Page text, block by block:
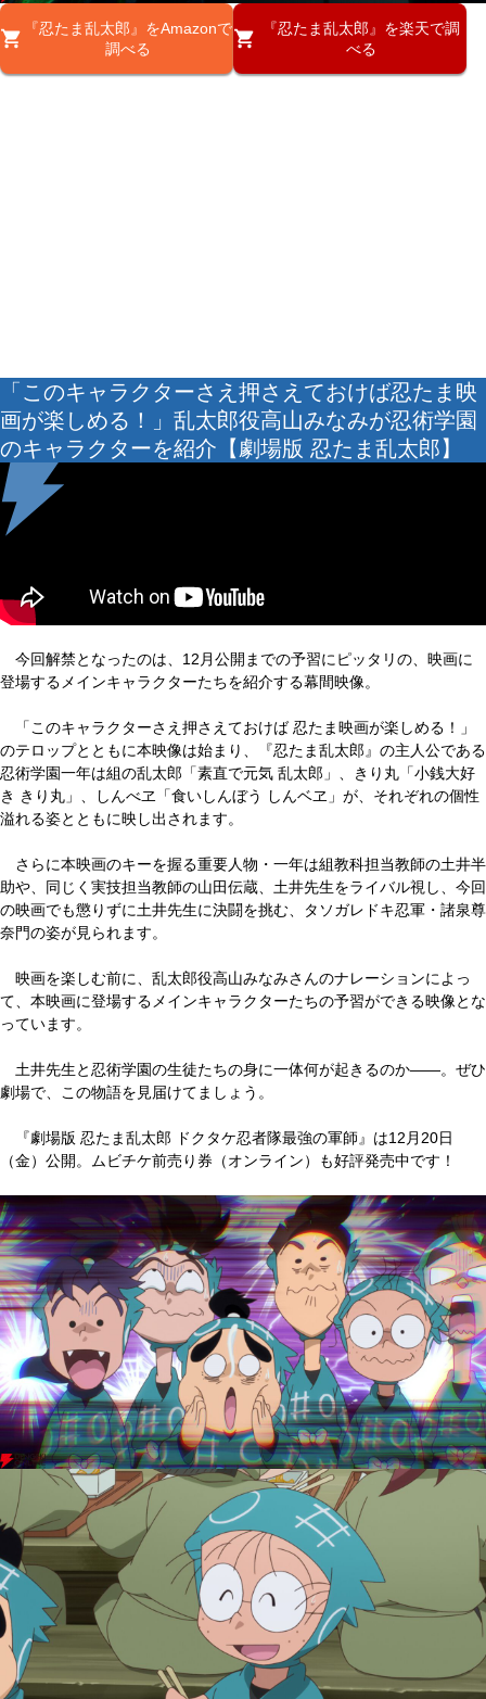
『忍たま乱太郎』をAmazonで
調べる
『忍たま乱太郎』を楽天で調
べる
「このキャラクターさえ押さえておけば忍たま映
画が楽しめる！」乱太郎役高山みなみが忍術学園
のキャラクターを紹介【劇場版 忍たま乱太郎】
今回解禁となったのは、12月公開までの予習にピッタリの、映画に
登場するメインキャラクターたちを紹介する幕間映像。
「このキャラクターさえ押さえておけば 忍たま映画が楽しめる！」
のテロップとともに本映像は始まり、『忍たま乱太郎』の主人公である
忍術学園一年は組の乱太郎「素直で元気 乱太郎」、きり丸「小銭大好
き きり丸」、しんべヱ「食いしんぼう しんベヱ」が、それぞれの個性
溢れる姿とともに映し出されます。
さらに本映画のキーを握る重要人物・一年は組教科担当教師の土井半
助や、同じく実技担当教師の山田伝蔵、土井先生をライバル視し、今回
の映画でも懲りずに土井先生に決闘を挑む、タソガレドキ忍軍・諸泉尊
奈門の姿が見られます。
映画を楽しむ前に、乱太郎役高山みなみさんのナレーションによっ
て、本映画に登場するメインキャラクターたちの予習ができる映像とな
っています。
土井先生と忍術学園の生徒たちの身に一体何が起きるのか――。ぜひ
劇場で、この物語を見届けてましょう。
『劇場版 忍たま乱太郎 ドクタケ忍者隊最強の軍師』は12月20日
（金）公開。ムビチケ前売り券（オンライン）も好評発売中です！